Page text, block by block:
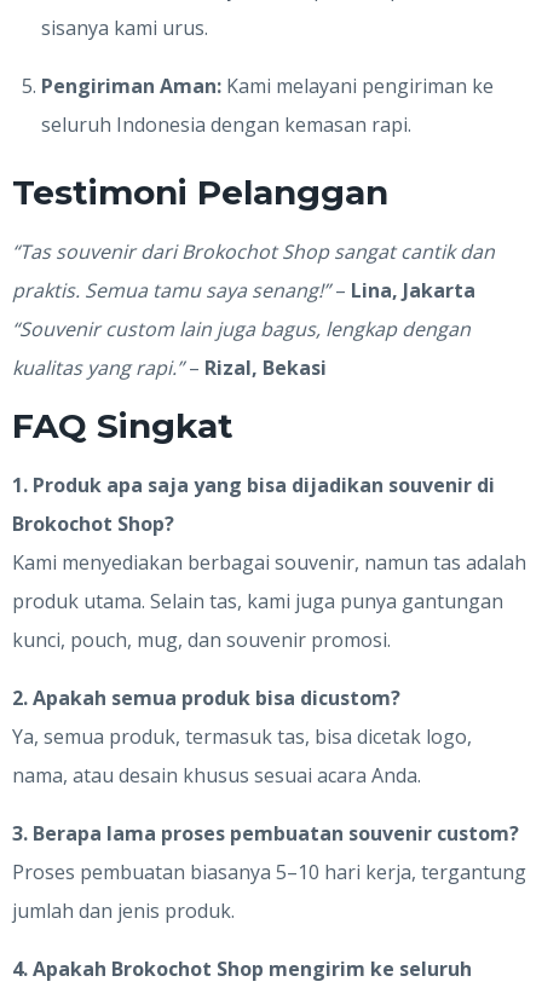
sisanya kami urus.
Pengiriman Aman: Kami melayani pengiriman ke
seluruh Indonesia dengan kemasan rapi.
Testimoni Pelanggan
“Tas souvenir dari Brokochot Shop sangat cantik dan
praktis. Semua tamu saya senang!”– Lina, Jakarta
“Souvenir custom lain juga bagus, lengkap dengan
kualitas yang rapi.”– Rizal, Bekasi
FAQ Singkat
1. Produk apa saja yang bisa dijadikan souvenir di
Brokochot Shop?
Kami menyediakan berbagai souvenir, namun tas adalah
produk utama. Selain tas, kami juga punya gantungan
kunci, pouch, mug, dan souvenir promosi.
2. Apakah semua produk bisa dicustom?
Ya, semua produk, termasuk tas, bisa dicetak logo,
nama, atau desain khusus sesuai acara Anda.
3. Berapa lama proses pembuatan souvenir custom?
Proses pembuatan biasanya 5–10 hari kerja, tergantung
jumlah dan jenis produk.
4. Apakah Brokochot Shop mengirim ke seluruh